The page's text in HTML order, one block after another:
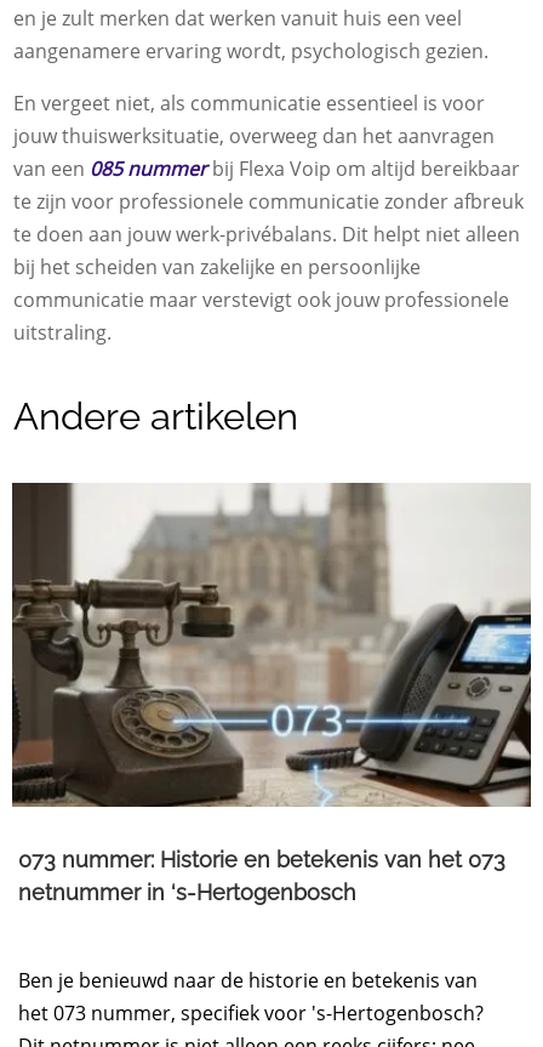
en je zult merken dat werken vanuit huis een veel
aangenamere ervaring wordt, psychologisch gezien.
En vergeet niet, als communicatie essentieel is voor
jouw thuiswerksituatie, overweeg dan het aanvragen
van een 085 nummerbij Flexa Voip om altijd bereikbaar
te zijn voor professionele communicatie zonder afbreuk
te doen aan jouw werk-privébalans. Dit helpt niet alleen
bij het scheiden van zakelijke en persoonlijke
communicatie maar verstevigt ook jouw professionele
uitstraling.
Andere artikelen
073 nummer: Historie en betekenis van het 073
netnummer in ‘s-Hertogenbosch
Ben je benieuwd naar de historie en betekenis van
het 073 nummer, specifiek voor 's-Hertogenbosch?